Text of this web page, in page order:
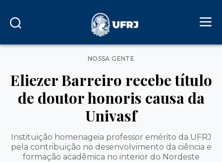
Categorias
NOSSA GENTE
Eliezer Barreiro recebe título
de doutor honoris causa da
Univasf
Instituição homenageia professor emérito da UFRJ
pela contribuição no desenvolvimento da ciência e
formação acadêmica no interior do Nordeste